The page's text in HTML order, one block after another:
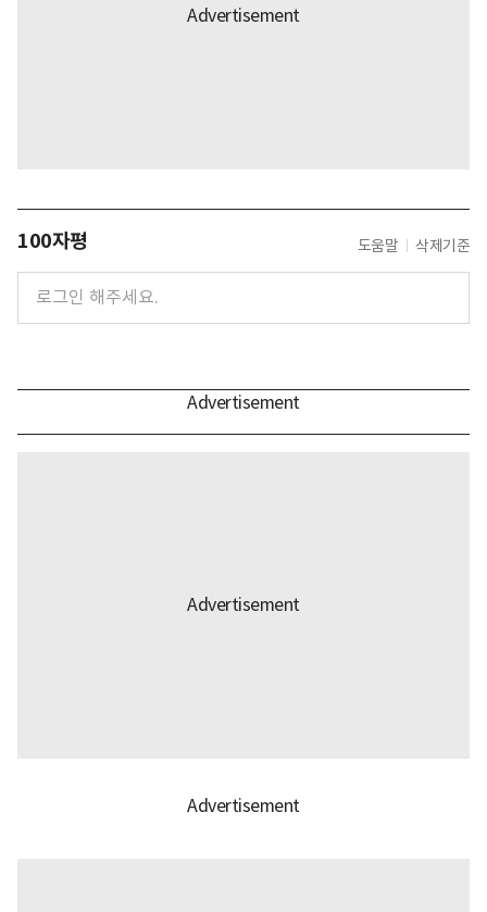
100자평 도움말 삭제기준